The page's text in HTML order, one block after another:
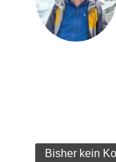
Bisher kein